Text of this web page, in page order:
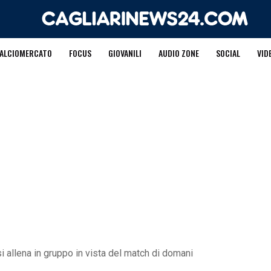
FOCUS GIOVANILI AUDIO ZONE SOCIAL
in gruppo in vista del match di domani